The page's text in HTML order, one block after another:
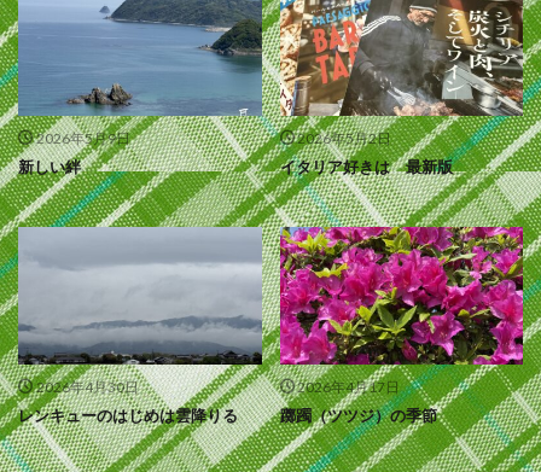
2026年5月9日
新しい絆
2026年5月2日
イタリア好きは 最新版
2026年4月30日
レンキューのはじめは雲降りる
2026年4月17日
躑躅（ツツジ）の季節